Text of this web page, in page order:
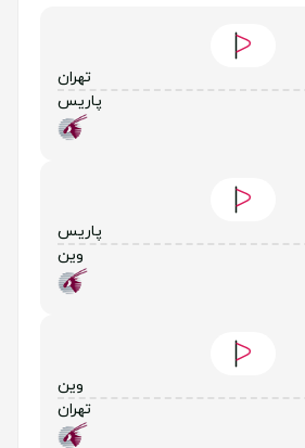
تهران
پاریس
پاریس
وین
وین
تهران